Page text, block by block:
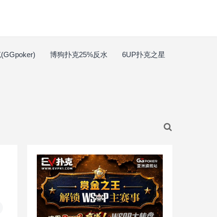
博狗扑克25%反水 6UP扑克之星